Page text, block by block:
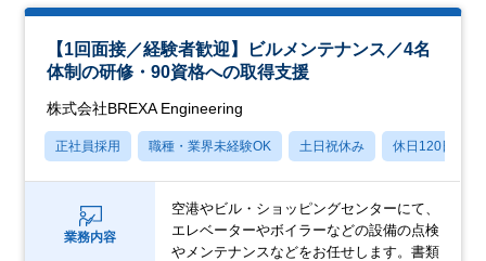
【1回面接／経験者歓迎】ビルメンテナンス／4名
体制の研修・90資格への取得支援
株式会社BREXA Engineering
正社員採用 職種・業界未経験OK 土日祝休み 休日120日以上
業務内容
空港やビル・ショッピングセンターにて、
エレベーターやボイラーなどの設備の点検
やメンテナンスなどをお任せします。書類